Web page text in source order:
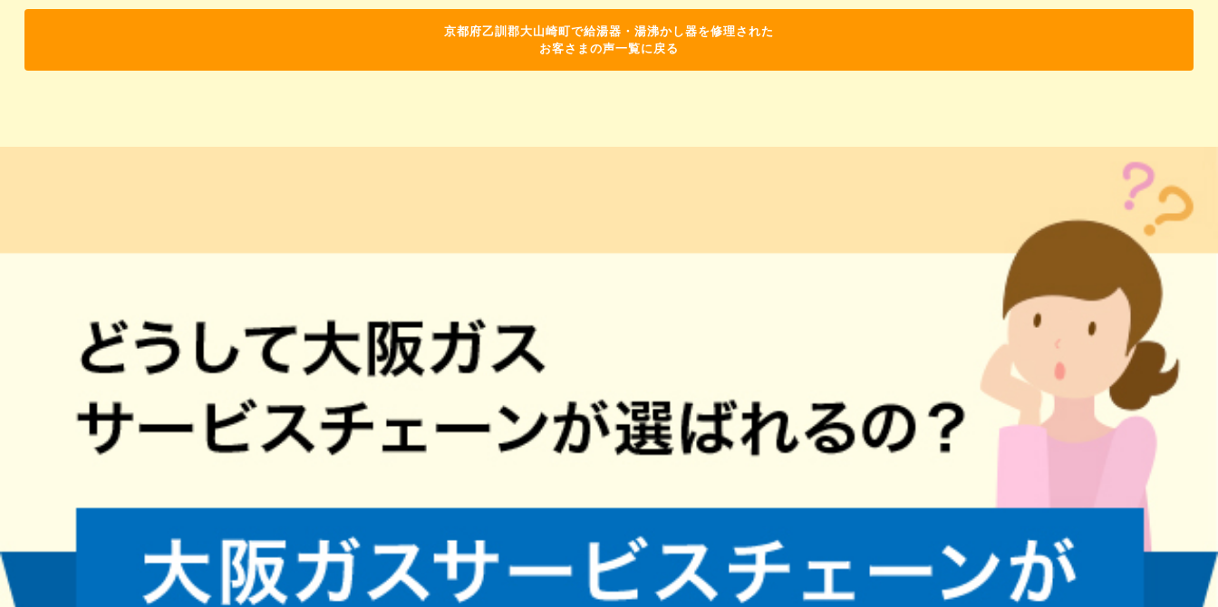
京都府乙訓郡大山崎町で給湯器・湯沸かし器を修理された
お客さまの声一覧に戻る